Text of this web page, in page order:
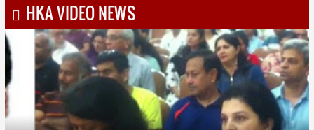
HKA VIDEO NEWS